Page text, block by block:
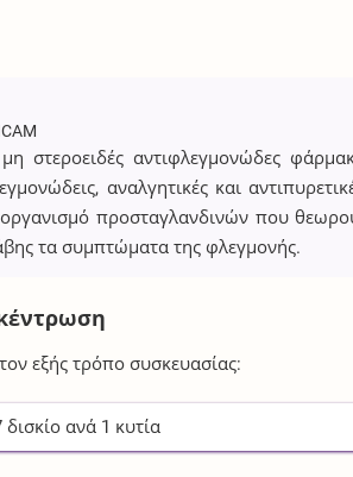
στεροειδές αντιφλεγμονώδες
αναλγητικές και
προσταγλανδινών που
τα συμπτώματα της φλεγμονής.
εξής τρόπο συσκευασίας:
δισκίο ανά 1 κυτία